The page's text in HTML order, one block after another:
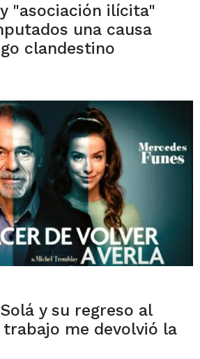
"asociación ilícita"
una causa
clandestino
y su regreso al
me devolvió la